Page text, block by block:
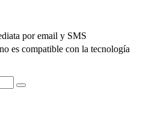
por email y SMS
es compatible con la tecnología